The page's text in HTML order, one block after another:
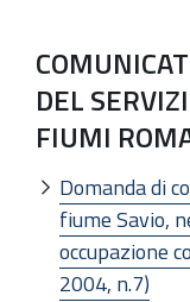
DEL
FIUMI
Domanda di
fiume Savio,
occupazione
2004, n.7)